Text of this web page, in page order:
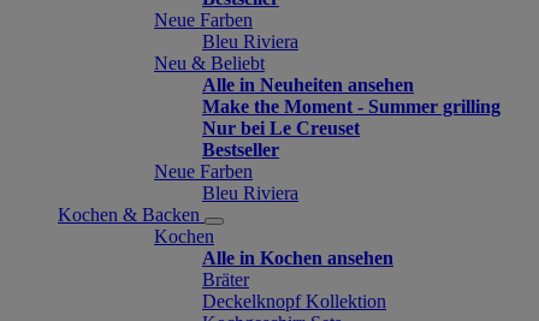
Neue Farben
Bleu Riviera
Neu & Beliebt
Alle in Neuheiten ansehen
Make the Moment - Summer grilling
Nur bei Le Creuset
Bestseller
Neue Farben
Bleu Riviera
Kochen & Backen
Kochen
Alle in Kochen ansehen
Bräter
Deckelknopf Kollektion